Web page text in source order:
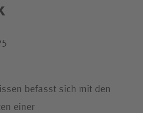
befasst sich mit den
einer